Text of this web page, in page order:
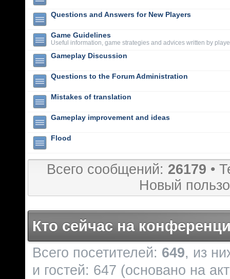
Questions and Answers for New Players
Game Guidelines
Useful information, game strategies and advices written by
Gameplay Discussion
Questions to the Forum Administration
Mistakes of translation
Gameplay improvement and ideas
Flood
Всего сообщений: 26179 •
Новый
Кто сейчас на
Всего посетителей: 649, из
и гостей: 647 (основано на